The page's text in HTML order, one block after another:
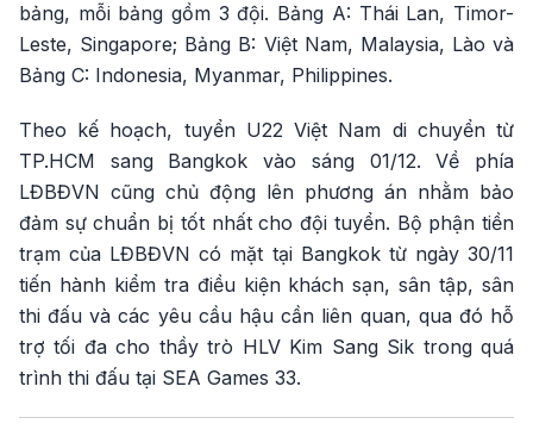
bảng, mỗi bảng gồm 3 đội. Bảng A: Thái Lan, Timor-
Leste, Singapore; Bảng B: Việt Nam, Malaysia, Lào và
Bảng C: Indonesia, Myanmar, Philippines.
Theo kế hoạch, tuyển U22 Việt Nam di chuyển từ
TP.HCM sang Bangkok vào sáng 01/12. Về phía
LĐBĐVN cũng chủ động lên phương án nhằm bảo
đảm sự chuẩn bị tốt nhất cho đội tuyển. Bộ phận tiền
trạm của LĐBĐVN có mặt tại Bangkok từ ngày 30/11
tiến hành kiểm tra điều kiện khách sạn, sân tập, sân
thi đấu và các yêu cầu hậu cần liên quan, qua đó hỗ
trợ tối đa cho thầy trò HLV Kim Sang Sik trong quá
trình thi đấu tại SEA Games 33.